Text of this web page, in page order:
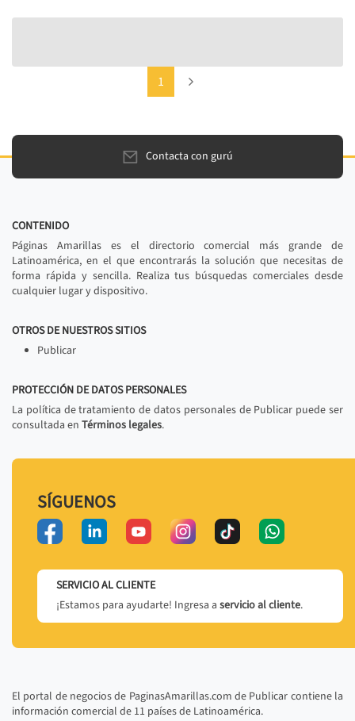
1(current)
Contacta con gurú
CONTENIDO
Páginas Amarillas es el directorio comercial más grande de
Latinoamérica, en el que encontrarás la solución que necesitas de
forma rápida y sencilla. Realiza tus búsquedas comerciales desde
cualquier lugar y dispositivo.
OTROS DE NUESTROS SITIOS
Publicar
PROTECCIÓN DE DATOS PERSONALES
La política de tratamiento de datos personales de Publicar puede ser
consultada en Términos legales.
SÍGUENOS
SERVICIO AL CLIENTE
¡Estamos para ayudarte! Ingresa a servicio al cliente.
El portal de negocios de PaginasAmarillas.com de Publicar contiene la
información comercial de 11 países de Latinoamérica.